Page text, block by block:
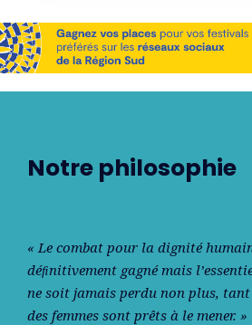
Notre philosophie
« Le combat pour la dignité
déﬁnitivement gagné mais
ne soit jamais perdu non plus, tant
des femmes sont prêts à le mener. »